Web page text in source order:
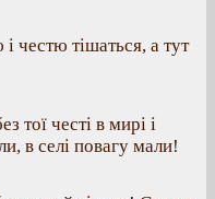
честю тішаться, а тут
тої честі в мирі і
в селі повагу мали!